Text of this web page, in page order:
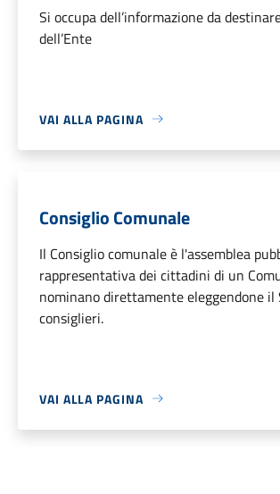
Si occupa dell’informazione da
dell’Ente
VAI ALLA PAGINA
Consiglio Comunale
Il Consiglio comunale è l'assemblea
rappresentativa dei cittadini di un
nominano direttamente eleggendone il
consiglieri.
VAI ALLA PAGINA